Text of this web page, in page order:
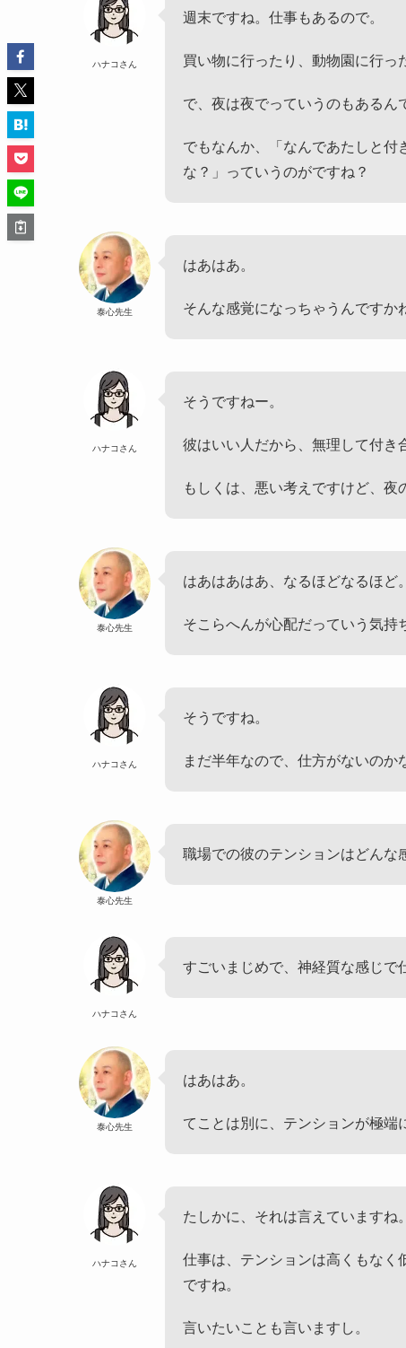
ハナコさん
週末ですね。仕事もあるので。
買い物に行ったり、動物園に行っ
で、夜は夜でっていうのもあるん
でもなんか、「なんであたしと
な？」っていうのがですね？
泰心先生
はあはあ。
そんな感覚になっちゃうんですか
ハナコさん
そうですねー。
彼はいい人だから、無理して付き
もしくは、悪い考えですけど、夜
泰心先生
はあはあはあ、なるほどなるほど。
そこらへんが心配だっていう気持
ハナコさん
そうですね。
まだ半年なので、仕方がないのか
泰心先生
職場での彼のテンションはどんな
ハナコさん
すごいまじめで、神経質な感じで
泰心先生
はあはあ。
てことは別に、テンションが極端
ハナコさん
たしかに、それは言えていますね。
仕事は、テンションは高くもなく
ですね。
言いたいことも言いますし。